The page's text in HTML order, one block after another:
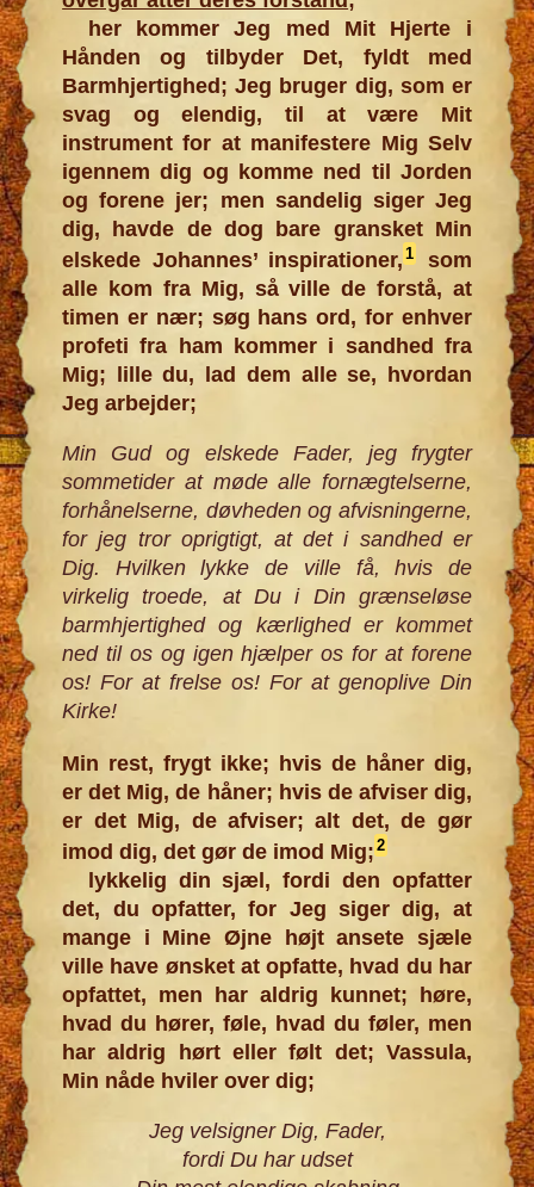
her kommer Jeg med Mit Hjerte i
Hånden og tilbyder Det, fyldt med
Barmhjertighed; Jeg bruger dig, som er
svag og elendig, til at være Mit
instrument for at manifestere Mig Selv
igennem dig og komme ned til Jorden
og forene jer; men sandelig siger Jeg
dig, havde de dog bare gransket Min
elskede Johannes’ inspirationer,1
som
alle kom fra Mig, så ville de forstå, at
timen er nær; søg hans ord, for enhver
profeti fra ham kommer i sandhed fra
Mig; lille du, lad dem alle se, hvordan
Jeg arbejder;
Min Gud og elskede Fader, jeg frygter
sommetider at møde alle fornægtelserne,
forhånelserne, døvheden og afvisningerne,
for jeg tror oprigtigt, at det i sandhed er
Dig. Hvilken lykke de ville få, hvis de
virkelig troede, at Du i Din grænseløse
barmhjertighed og kærlighed er kommet
ned til os og igen hjælper os for at forene
os! For at frelse os! For at genoplive Din
Kirke!
Min rest, frygt ikke; hvis de håner dig,
er det Mig, de håner; hvis de afviser dig,
er det Mig, de afviser; alt det, de gør
imod dig, det gør de imod Mig;2
lykkelig din sjæl, fordi den opfatter
det, du opfatter, for Jeg siger dig, at
mange i Mine Øjne højt ansete sjæle
ville have ønsket at opfatte, hvad du har
opfattet, men har aldrig kunnet; høre,
hvad du hører, føle, hvad du føler, men
har aldrig hørt eller følt det; Vassula,
Min nåde hviler over dig;
Jeg velsigner Dig, Fader,
fordi Du har udset